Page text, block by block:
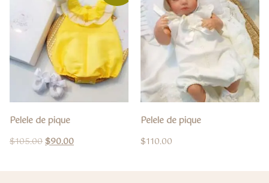
Pelele de pique
$105.00$90.00
Pelele de pique
$110.00